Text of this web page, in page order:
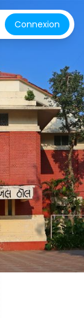
Connexion